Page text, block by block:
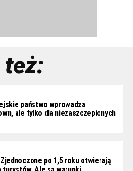
też:
państwo wprowadza
ale tylko dla niezaszczepionych
po 1,5 roku otwierają
turystów. Ale są warunki